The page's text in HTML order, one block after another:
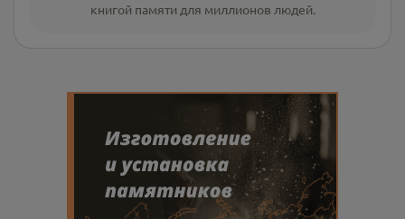
книгой памяти для миллионов людей.